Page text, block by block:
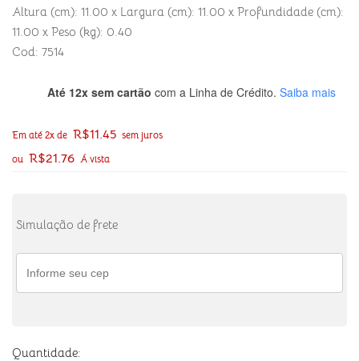
Altura (cm): 11.00 x Largura (cm): 11.00 x Profundidade (cm):
11.00 x Peso (kg): 0.40
Cod: 7514
Até 12x sem cartão com a Linha de Crédito. Saiba mais
Em até 2x de R$11.45 sem juros
ou R$21.76 Á vista
Simulação de frete
Quantidade: